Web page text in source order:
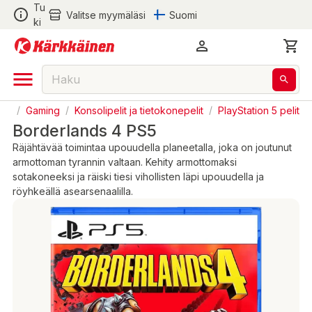
Tu
ki
Valitse myymäläsi Suomi
/ Gaming / Konsolipelit ja tietokonepelit / PlayStation 5 pelit
Borderlands 4 PS5
Räjähtävää toimintaa upouudella planeetalla, joka on joutunut
armottoman tyrannin valtaan. Kehity armottomaksi
sotakoneeksi ja räiski tiesi vihollisten läpi upouudella ja
röyhkeällä asearsenaalilla.